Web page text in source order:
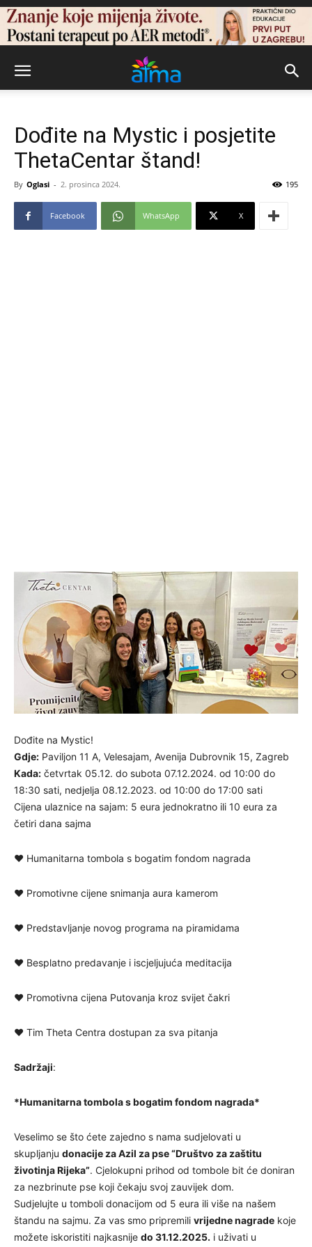
Dođite na Mystic i posjetite
ThetaCentar štand!
By Oglasi - 2. prosinca 2024. 195
Facebook WhatsApp X
Dođite na Mystic!
Gdje: Paviljon 11 A, Velesajam, Avenija Dubrovnik 15, Zagreb
Kada: četvrtak 05.12. do subota 07.12.2024. od 10:00 do
18:30 sati, nedjelja 08.12.2023. od 10:00 do 17:00 sati
Cijena ulaznice na sajam: 5 eura jednokratno ili 10 eura za
četiri dana sajma
♥ Humanitarna tombola s bogatim fondom nagrada
♥ Promotivne cijene snimanja aura kamerom
♥ Predstavljanje novog programa na piramidama
♥ Besplatno predavanje i iscjeljujuća meditacija
♥ Promotivna cijena Putovanja kroz svijet čakri
♥ Tim Theta Centra dostupan za sva pitanja
Sadržaji:
*Humanitarna tombola s bogatim fondom nagrada*
Veselimo se što ćete zajedno s nama sudjelovati u
skupljanju donacije za Azil za pse “Društvo za zaštitu
životinja Rijeka”. Cjelokupni prihod od tombole bit će doniran
za nezbrinute pse koji čekaju svoj zauvijek dom.
Sudjelujte u tomboli donacijom od 5 eura ili više na našem
štandu na sajmu. Za vas smo pripremili vrijedne nagrade koje
možete iskoristiti najkasnije do 31.12.2025. i uživati u